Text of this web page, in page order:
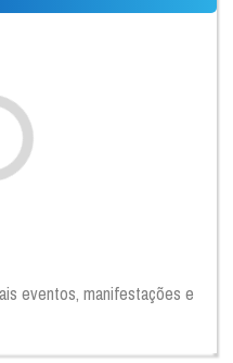
eventos, manifestações e